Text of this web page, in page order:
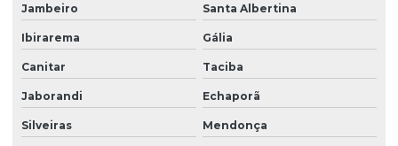
Jambeiro Santa Albertina
Ibirarema Gália
Canitar Taciba
Jaborandi Echaporã
Silveiras Mendonça